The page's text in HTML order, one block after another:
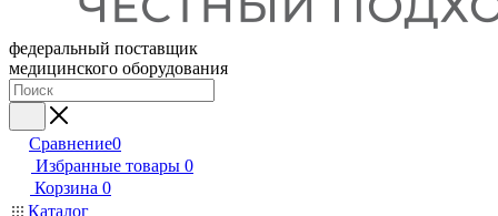
федеральный поставщик
медицинского оборудования
Сравнение0
Избранные товары 0
Корзина 0
Каталог